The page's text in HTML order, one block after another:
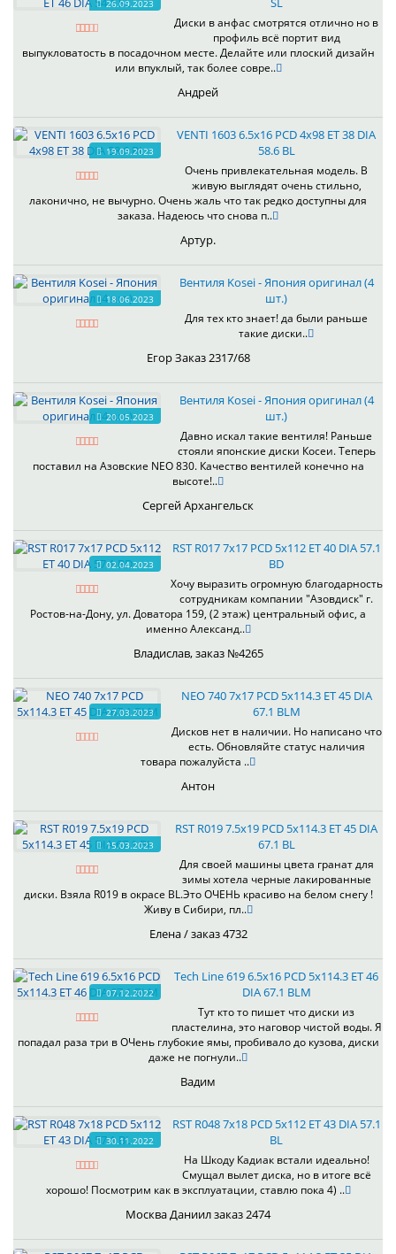
26.09.2023
Диски в анфас смотрятся отлично но в
профиль всё портит вид
выпукловатость в посадочном месте. Делайте или плоский дизайн
или впуклый, так более совре..
Андрей
19.09.2023
VENTI 1603 6.5x16 PCD 4x98 ET 38 DIA
58.6 BL
Очень привлекательная модель. В
живую выглядят очень стильно,
лаконично, не вычурно. Очень жаль что так редко доступны для
заказа. Надеюсь что снова п..
Артур.
18.06.2023
Вентиля Kosei - Япония оригинал (4
шт.)
Для тех кто знает! да были раньше
такие диски..
Егор Заказ 2317/68
20.05.2023
Вентиля Kosei - Япония оригинал (4
шт.)
Давно искал такие вентиля! Раньше
стояли японские диски Косеи. Теперь
поставил на Азовские NEO 830. Качество вентилей конечно на
высоте!..
Сергей Архангельск
02.04.2023
RST R017 7x17 PCD 5x112 ET 40 DIA 57.1
BD
Хочу выразить огромную благодарность
сотрудникам компании "Азовдиск" г.
Ростов-на-Дону, ул. Доватора 159, (2 этаж) центральный офис, а
именно Александ..
Владислав, заказ №4265
27.03.2023
NEO 740 7x17 PCD 5x114.3 ET 45 DIA
67.1 BLM
Дисков нет в наличии. Но написано что
есть. Обновляйте статус наличия
товара пожалуйста ..
Антон
15.03.2023
RST R019 7.5x19 PCD 5x114.3 ET 45 DIA
67.1 BL
Для своей машины цвета гранат для
зимы хотела черные лакированные
диски. Взяла R019 в окрасе BL.Это ОЧЕНЬ красиво на белом снегу !
Живу в Сибири, пл..
Елена / заказ 4732
07.12.2022
Tech Line 619 6.5x16 PCD 5x114.3 ET 46
DIA 67.1 BLM
Тут кто то пишет что диски из
пластелина, это наговор чистой воды. Я
попадал раза три в ОЧень глубокие ямы, пробивало до кузова, диски
даже не погнули..
Вадим
30.11.2022
RST R048 7x18 PCD 5x112 ET 43 DIA 57.1
BL
На Шкоду Кадиак встали идеально!
Смущал вылет диска, но в итоге всё
хорошо! Посмотрим как в эксплуатации, ставлю пока 4) ..
Москва Даниил заказ 2474